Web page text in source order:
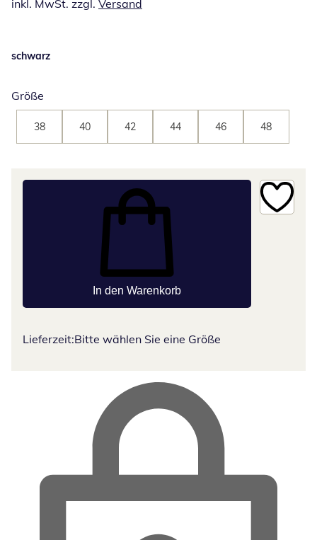
inkl. MwSt. zzgl. Versand
schwarz
Größe
38 40 42 44 46 48
In den Warenkorb
Lieferzeit:Bitte wählen Sie eine Größe